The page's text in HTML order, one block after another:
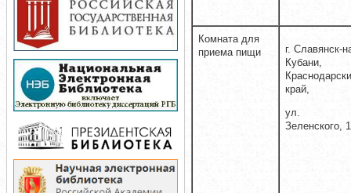
Комната для
приема пищи
г. Славянск-
Кубани,
край,
ул.
Зеленского,